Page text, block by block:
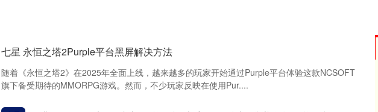
七星 永恒之塔2Purple平台黑屏解决方法
随着《永恒之塔2》在2025年全面上线，越来越多的玩家开始通过Purple平台体验这款NCSOFT
旗下备受期待的MMORPG游戏。然而，不少玩家反映在使用Pur....